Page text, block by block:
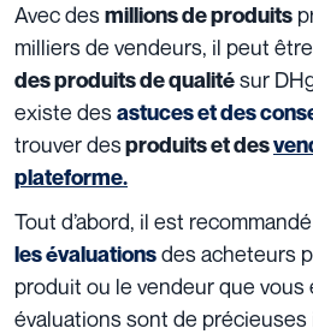
Avec desmillions de produits
milliers de vendeurs, il peut être
des produits de qualitésur
existe desastuces et des
trouver desproduits et des
plateforme.
Tout d’abord, il est
les évaluationsdes acheteurs
produit ou le vendeur que vous
évaluations sont de